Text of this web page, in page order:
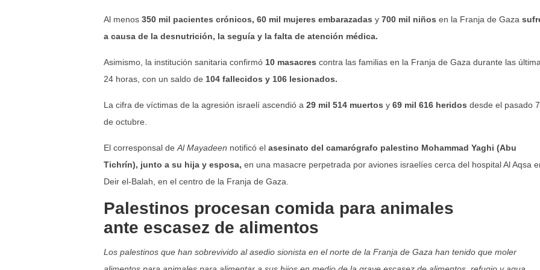
Al menos 350 mil pacientes crónicos, 60 mil mujeres embarazadas y 700 mil niños en la Franja de Gaza
a causa de la desnutrición, la seguía y la falta de atención médica.
Asimismo, la institución sanitaria confirmó 10 masacres contra las familias en la Franja de Gaza durante las
24 horas, con un saldo de 104 fallecidos y 106 lesionados.
La cifra de víctimas de la agresión israelí ascendió a 29 mil 514 muertos y 69 mil 616 heridos desde el pasado 7
de octubre.
El corresponsal deAl Mayadeen notificó el asesinato del camarógrafo palestino Mohammad Yaghi (Abu
Tichrín), junto a su hija y esposa, en una masacre perpetrada por aviones israelíes cerca del hospital Al Aqsa
Deir el-Balah, en el centro de la Franja de Gaza.
Palestinos procesan comida para animales
ante escasez de alimentos
Los palestinos que han sobrevivido al asedio sionista en el norte de la Franja de Gaza han tenido que moler